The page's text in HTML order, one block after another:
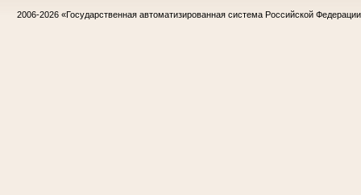
2006-2026 «Государственная автоматизированная система Российской